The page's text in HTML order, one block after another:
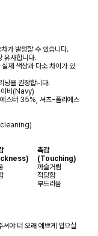
가 발생할 수 있습니다.
유사합니다.
제 색상과 다소 차이가 있
닝을 권장합니다.
비(Navy)
스터 35%, 셔츠-폴리에스
cleaning)
촉감
(Touching)
까슬거림
적당함
부드러움
야 더 오래 예쁘게 입으실